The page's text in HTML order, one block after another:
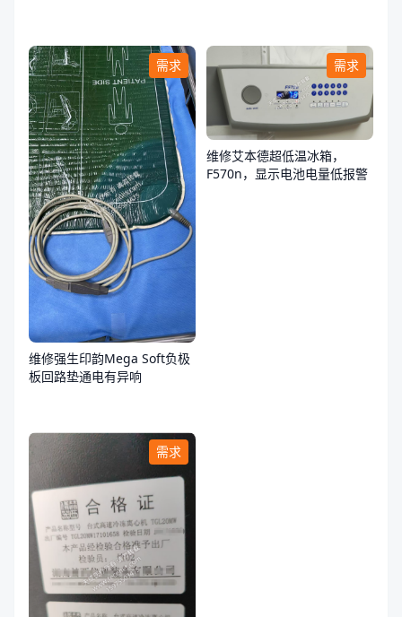
需求
维修强生印韵Mega Soft负极
板回路垫通电有异响
需求
维修艾本德超低温冰箱，
F570n，显示电池电量低报警
需求